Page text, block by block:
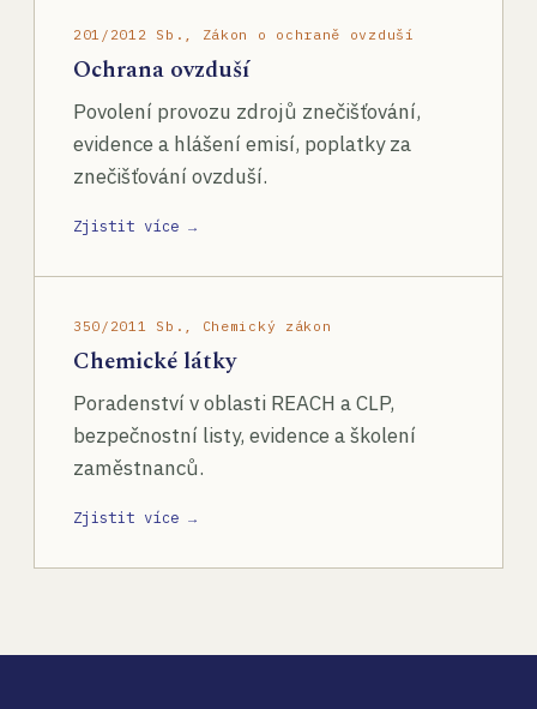
201/2012 Sb., Zákon o ochraně ovzduší
Ochrana ovzduší
Povolení provozu zdrojů znečišťování,
evidence a hlášení emisí, poplatky za
znečišťování ovzduší.
Zjistit více →
350/2011 Sb., Chemický zákon
Chemické látky
Poradenství v oblasti REACH a CLP,
bezpečnostní listy, evidence a školení
zaměstnanců.
Zjistit více →